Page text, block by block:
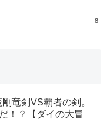
8
竜剣VS覇者の剣。
！？【ダイの大冒